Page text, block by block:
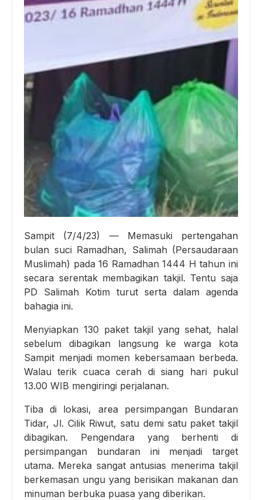
Sampit (7/4/23) — Memasuki pertengahan
bulan suci Ramadhan, Salimah (Persaudaraan
Muslimah) pada 16 Ramadhan 1444 H tahun ini
secara serentak membagikan takjil. Tentu saja
PD Salimah Kotim turut serta dalam agenda
bahagia ini.
Menyiapkan 130 paket takjil yang sehat, halal
sebelum dibagikan langsung ke warga kota
Sampit menjadi momen kebersamaan berbeda.
Walau terik cuaca cerah di siang hari pukul
13.00 WIB mengiringi perjalanan.
Tiba di lokasi, area persimpangan Bundaran
Tidar, Jl. Cilik Riwut, satu demi satu paket takjil
dibagikan. Pengendara yang berhenti di
persimpangan bundaran ini menjadi target
utama. Mereka sangat antusias menerima takjil
berkemasan ungu yang berisikan makanan dan
minuman berbuka puasa yang diberikan.